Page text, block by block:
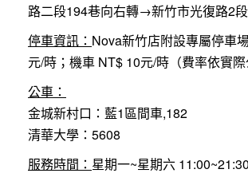
路二段194巷向右轉→新竹市光復路2
停車資訊： Nova新竹店附設專屬停車
元/時；機車 NT$ 10元/時（費率依實際
公車：
金城新村口：藍1區間車,182
清華大學：5608
服務時間： 星期一~星期六 11:00~21:30